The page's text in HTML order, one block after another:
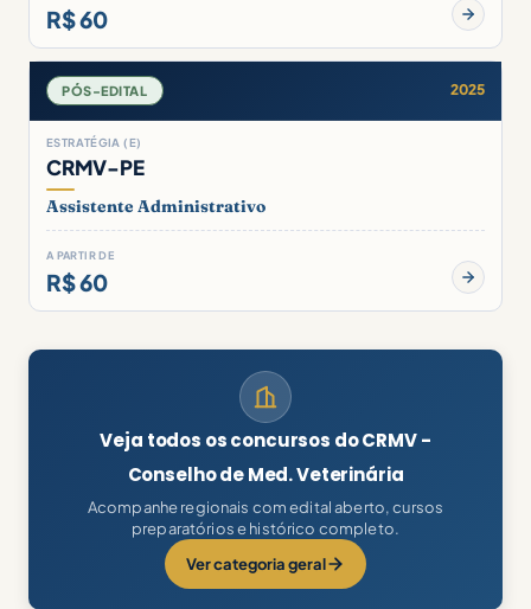
R$ 60
PÓS-EDITAL 2025
ESTRATÉGIA (E)
CRMV-PE
Assistente Administrativo
A PARTIR DE
R$ 60
Veja todos os concursos do CRMV -
Conselho de Med. Veterinária
Acompanhe regionais com edital aberto, cursos
preparatórios e histórico completo.
Ver categoria geral